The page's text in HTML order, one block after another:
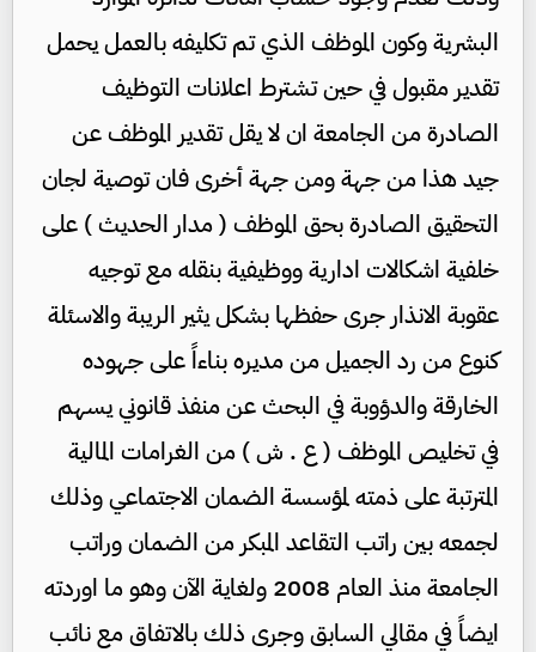
البشرية وكون الموظف الذي تم تكليفه بالعمل يحمل
تقدير مقبول في حين تشترط اعلانات التوظيف
الصادرة من الجامعة ان لا يقل تقدير الموظف عن
جيد هذا من جهة ومن جهة أخرى فان توصية لجان
التحقيق الصادرة بحق الموظف ( مدار الحديث ) على
خلفية اشكالات ادارية ووظيفية بنقله مع توجيه
عقوبة الانذار جرى حفظها بشكل يثير الريبة والاسئلة
كنوع من رد الجميل من مديره بناءاً على جهوده
الخارقة والدؤوبة في البحث عن منفذ قانوني يسهم
في تخليص الموظف ( ع . ش ) من الغرامات المالية
المترتبة على ذمته لمؤسسة الضمان الاجتماعي وذلك
لجمعه بين راتب التقاعد المبكر من الضمان وراتب
الجامعة منذ العام 2008 ولغاية الآن وهو ما اوردته
ايضاً في مقالي السابق وجرى ذلك بالاتفاق مع نائب